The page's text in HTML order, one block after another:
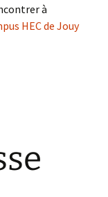
à
HEC de Jouy